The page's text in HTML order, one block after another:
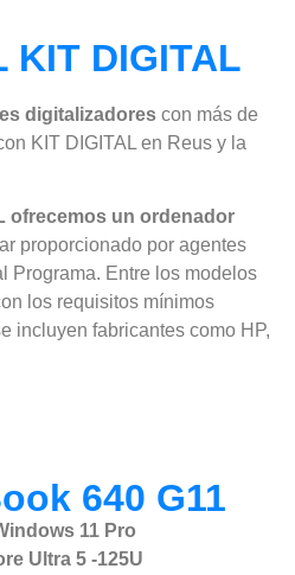
KIT DIGITAL
digitalizadores con más de
KIT DIGITAL en Reus y la
ofrecemos un ordenador
proporcionado por agentes
Programa. Entre los modelos
los requisitos mínimos
incluyen fabricantes como HP,
640 G11
11 Pro
Ultra 5 -125U